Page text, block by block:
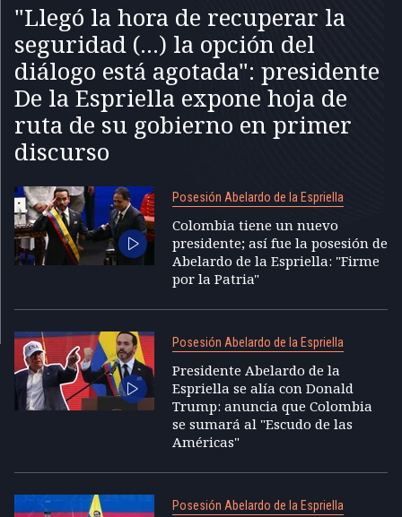
"Llegó la hora de recuperar la
seguridad (...) la opción del
diálogo está agotada": presidente
De la Espriella expone hoja de
ruta de su gobierno en primer
discurso
Posesión Abelardo de la Espriella
Colombia tiene un nuevo
presidente; así fue la posesión de
Abelardo de la Espriella: "Firme
por la Patria"
Posesión Abelardo de la Espriella
Presidente Abelardo de la
Espriella se alía con Donald
Trump: anuncia que Colombia
se sumará al "Escudo de las
Américas"
Posesión Abelardo de la Espriella